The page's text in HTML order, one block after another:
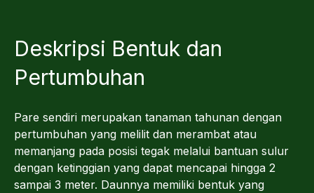
Deskripsi Bentuk dan
Pertumbuhan
Pare sendiri merupakan tanaman tahunan dengan
pertumbuhan yang melilit dan merambat atau
memanjang pada posisi tegak melalui bantuan sulur
dengan ketinggian yang dapat mencapai hingga 2
sampai 3 meter. Daunnya memiliki bentuk yang